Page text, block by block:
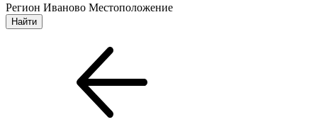
Регион Иваново Местоположение